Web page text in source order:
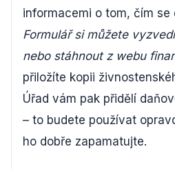
informacemi o tom, čím se
Formulář si můžete
nebo stáhnout z webu
přiložíte kopii
Úřad vám pak přidělí
– to budete používat
ho dobře zapamatujte.